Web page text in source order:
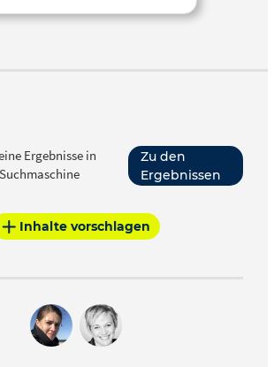
Ergebnisse in
Zu den
Ergebnissen
Inhalte vorschlagen